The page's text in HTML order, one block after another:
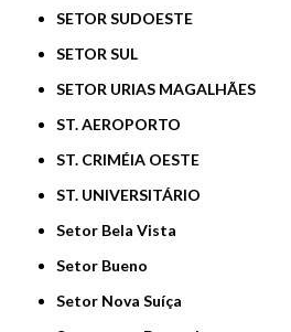
SETOR SUDOESTE
SETOR SUL
SETOR URIAS MAGALHÃES
ST. AEROPORTO
ST. CRIMÉIA OESTE
ST. UNIVERSITÁRIO
Setor Bela Vista
Setor Bueno
Setor Nova Suíça